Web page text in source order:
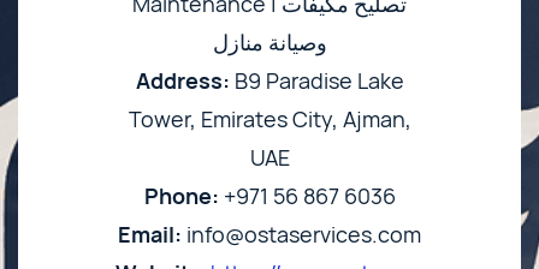
وصيانة منازل
Address: B9 Paradise Lake
Tower, Emirates City, Ajman,
UAE
Phone: +971 56 867 6036
Email: info@ostaservices.com